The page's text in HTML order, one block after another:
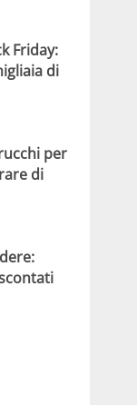
Friday:
di
per
di